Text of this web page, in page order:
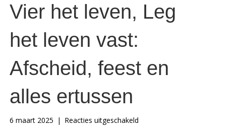
Vier het leven, Leg
het leven vast:
Afscheid, feest en
alles ertussen
6 maart 2025 | Reacties uitgeschakeldvoor